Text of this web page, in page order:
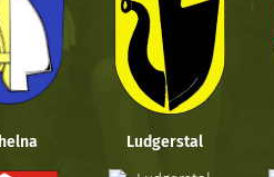
Ludgerstal